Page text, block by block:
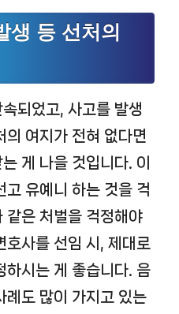
생 등 선처의
되었고, 사고를 발생
의 여지가 전혀 없다면
게 나을 것입니다. 이
고 유예니 하는 것을 걱
같은 처벌을 걱정해야
호사를 선임 시, 제대로
하시는 게 좋습니다. 음
례도 많이 가지고 있는